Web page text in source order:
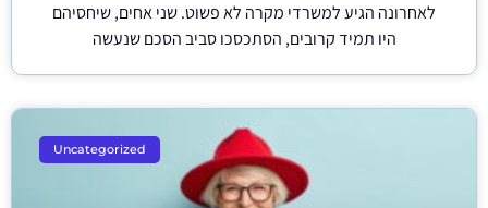
לאחרונה הגיע למשרדי מקרה לא פשוט. שני אחים, שיחסיהם
היו תמיד קרובים, הסתכסכו סביב הסכם שנעשה
Uncategorized